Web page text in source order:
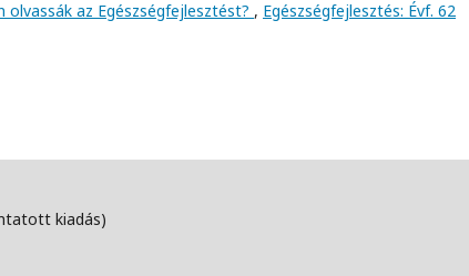
az Egészségfejlesztést? , Egészségfejlesztés: Évf. 62
kiadás)